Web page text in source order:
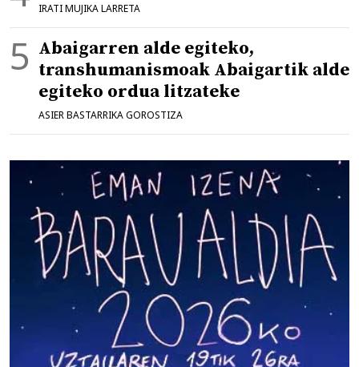
IRATI MUJIKA LARRETA
Abaigarren alde egiteko,
transhumanismoak Abaigartik alde
egiteko ordua litzateke
ASIER BASTARRIKA GOROSTIZA